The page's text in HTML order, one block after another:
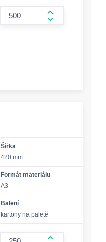
form.increase-
Šířka
420 mm
Formát materiálu
A3
Balení
kartony na paletě